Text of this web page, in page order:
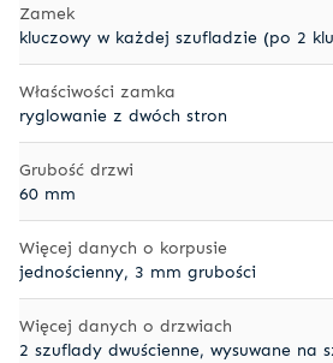
Zamek
kluczowy w każdej szufladzie (po 2
Właściwości zamka
ryglowanie z dwóch stron
Grubość drzwi
60 mm
Więcej danych o korpusie
jednościenny, 3 mm grubości
Więcej danych o drzwiach
2 szuflady dwuścienne, wysuwane na